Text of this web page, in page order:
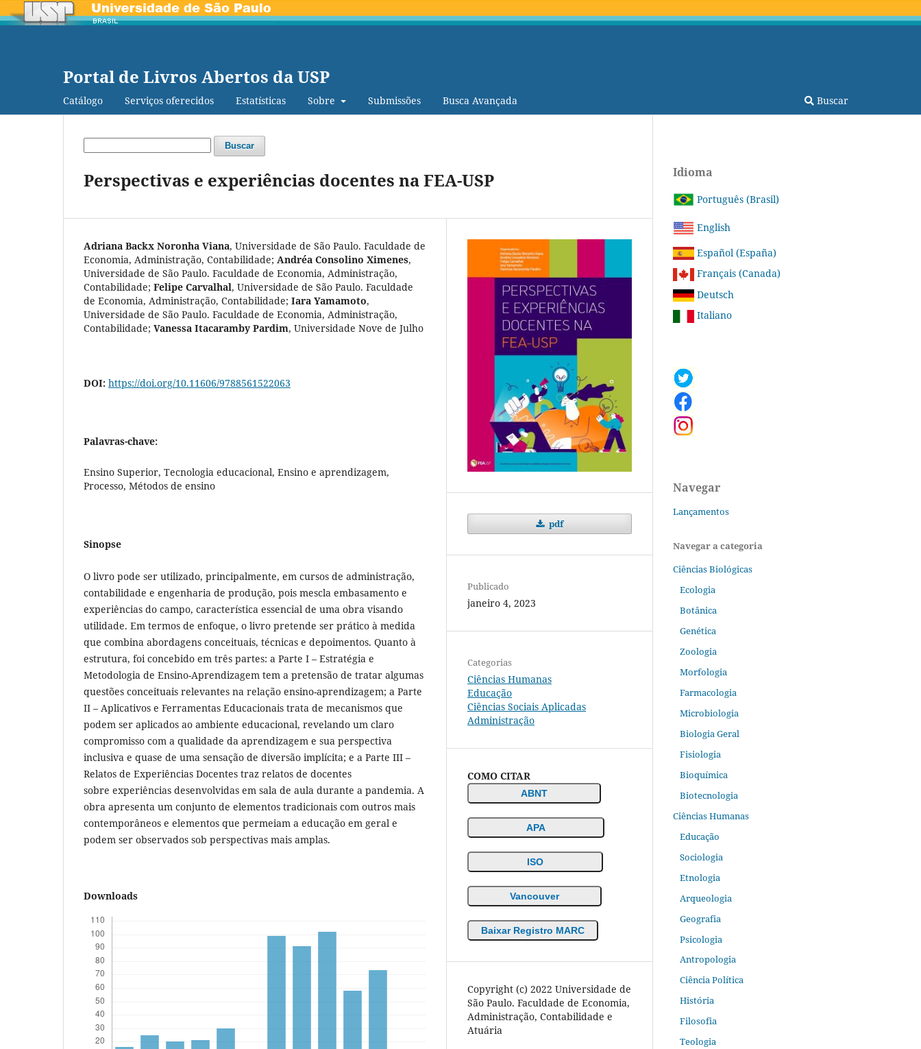
Portal de Livros Abertos da USP
Catálogo Serviços oferecidos Estatísticas Sobre Submissões Busca Avançada Buscar
Buscar
Perspectivas e experiências docentes na FEA-USP
Adriana Backx Noronha Viana, Universidade de São Paulo. Faculdade de
Economia, Administração, Contabilidade; Andréa Consolino Ximenes,
Universidade de São Paulo. Faculdade de Economia, Administração,
Contabilidade; Felipe Carvalhal, Universidade de São Paulo. Faculdade
de Economia, Administração, Contabilidade; Iara Yamamoto,
Universidade de São Paulo. Faculdade de Economia, Administração,
Contabilidade; Vanessa Itacaramby Pardim, Universidade Nove de Julho
DOI: https://doi.org/10.11606/9788561522063
Palavras-chave:
Ensino Superior, Tecnologia educacional, Ensino e aprendizagem,
Processo, Métodos de ensino
Sinopse
O livro pode ser utilizado, principalmente, em cursos de administração,
contabilidade e engenharia de produção, pois mescla embasamento e
experiências do campo, característica essencial de uma obra visando
utilidade. Em termos de enfoque, o livro pretende ser prático à medida
que combina abordagens conceituais, técnicas e depoimentos. Quanto à
estrutura, foi concebido em três partes: a Parte I – Estratégia e
Metodologia de Ensino-Aprendizagem tem a pretensão de tratar algumas
questões conceituais relevantes na relação ensino-aprendizagem; a Parte
II – Aplicativos e Ferramentas Educacionais trata de mecanismos que
podem ser aplicados ao ambiente educacional, revelando um claro
compromisso com a qualidade da aprendizagem e sua perspectiva
inclusiva e quase de uma sensação de diversão implícita; e a Parte III –
Relatos de Experiências Docentes traz relatos de docentes
sobre experiências desenvolvidas em sala de aula durante a pandemia. A
obra apresenta um conjunto de elementos tradicionais com outros mais
contemporâneos e elementos que permeiam a educação em geral e
podem ser observados sob perspectivas mais amplas.
Downloads
pdf
Publicado
janeiro 4, 2023
Categorias
Ciências Humanas
Educação
Ciências Sociais Aplicadas
Administração
COMO CITAR
ABNT
APA
ISO
Vancouver
Baixar Registro MARC
Copyright (c) 2022 Universidade de
São Paulo. Faculdade de Economia,
Administração, Contabilidade e
Atuária
Idioma
Português (Brasil)
English
Español (España)
Français (Canada)
Deutsch
Italiano
Navegar
Lançamentos
Navegar a categoria
Ciências Biológicas
Ecologia
Botânica
Genética
Zoologia
Morfologia
Farmacologia
Microbiologia
Biologia Geral
Fisiologia
Bioquímica
Biotecnologia
Ciências Humanas
Educação
Sociologia
Etnologia
Arqueologia
Geografia
Psicologia
Antropologia
Ciência Política
História
Filosofia
Teologia